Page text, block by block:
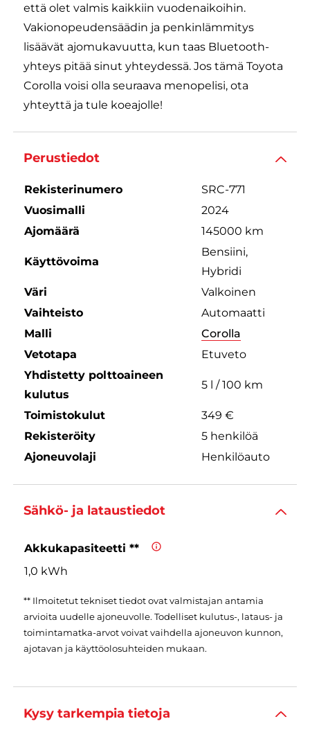
että olet valmis kaikkiin vuodenaikoihin.
Vakionopeudensäädin ja penkinlämmitys
lisäävät ajomukavuutta, kun taas Bluetooth-
yhteys pitää sinut yhteydessä. Jos tämä Toyota
Corolla voisi olla seuraava menopelisi, ota
yhteyttä ja tule koeajolle!
Perustiedot
Rekisterinumero
SRC-771
Vuosimalli
2024
Ajomäärä
145000 km
Käyttövoima
Bensiini,
Hybridi
Väri
Valkoinen
Vaihteisto
Automaatti
Malli
Corolla
Vetotapa
Etuveto
Yhdistetty polttoaineen
kulutus
5 l / 100 km
Toimistokulut
349 €
Rekisteröity
5 henkilöä
Ajoneuvolaji
Henkilöauto
Sähkö- ja lataustiedot
Akkukapasiteetti **
1,0 kWh
** Ilmoitetut tekniset tiedot ovat valmistajan antamia
arvioita uudelle ajoneuvolle. Todelliset kulutus-, lataus- ja
toimintamatka-arvot voivat vaihdella ajoneuvon kunnon,
ajotavan ja käyttöolosuhteiden mukaan.
Kysy tarkempia tietoja